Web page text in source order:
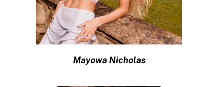
Mayowa Nicholas